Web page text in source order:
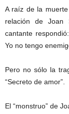
A raíz de la
relación de Joan
cantante
Yo no tengo
Pero no sólo la
“Secreto de amor”.
El “monstruo” de